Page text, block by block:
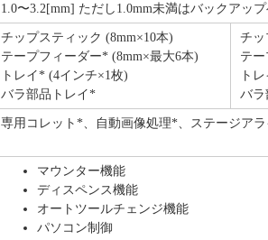
1.0〜3.2[mm] ただし1.0mm未満はバックアッ
チップスティック (8mm×10本)
テープフィーダー* (8mm×最大6本)
トレイ* (4インチ×1枚)
バラ部品トレイ*
チッ
テ
ト
バ
専用コレット*、自動画像処理*、ステージア
マウンター機能
ディスペンス機能
オートツールチェンジ機能
パソコン制御